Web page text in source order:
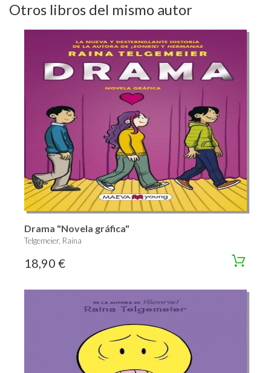
Otros libros del mismo autor
Drama "Novela gráfica"
Telgemeier, Raina
18,90 €